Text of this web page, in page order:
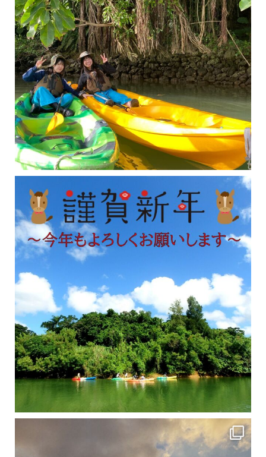
修学旅行シーズンも終わり、一気に冷え込んできました。 2025年今年もあっという間に終